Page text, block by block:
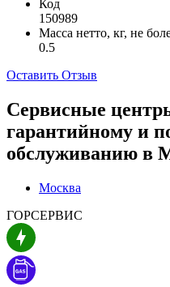
Код
150989
Масса нетто, кг, не
0.5
Оставить Отзыв
Сервисные
гарантийному и
обслуживанию в
Москва
ГОРСЕРВИС